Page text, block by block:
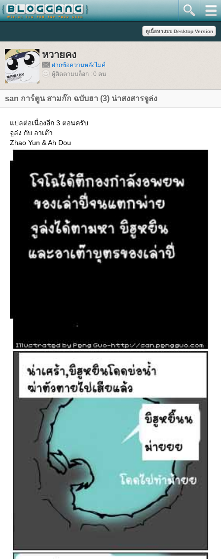
หวายคง
ฝากข้อความหลังไมค์
ผู้ติดตามบล็อก : 0 คน
san การ์ตูน สามก๊ก ฉบับฮา (3) น่าสงสารจูล่ง
ปลต่อเนื่องอีก 3 ตอนครับ
จูล่ง กับ อาเต๊า
Zhao Yun & Ah Dou